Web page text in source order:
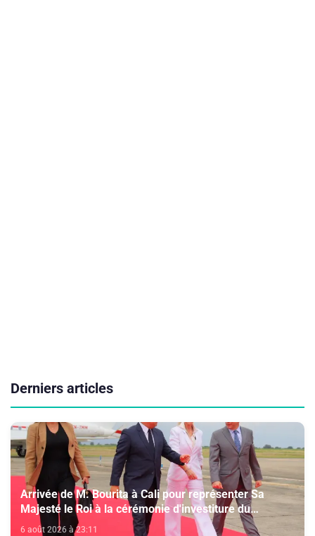
Derniers articles
Arrivée de M. Bourita à Cali pour représenter Sa
Majesté le Roi à la cérémonie d'investiture du
nouveau président colombien
6 août 2026 à 23:11